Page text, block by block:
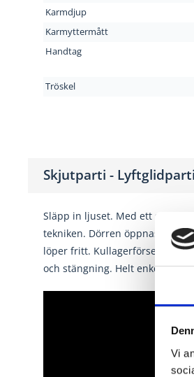
Vi
Karmdjup
Karmyttermått
Handtag
Tröskel
Skjutparti -
Släpp in ljuset. Med ett
tekniken. Dörren öppnas
löper fritt. Kullagerförsedda
och stängning. Helt enkelt